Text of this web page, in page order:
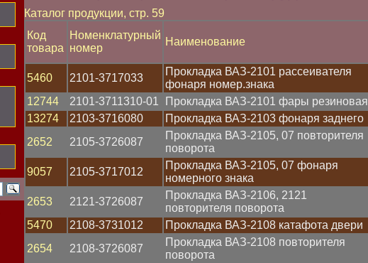
Каталог продукции, стр. 59
Код
товара
Номенклатурный
номер
Наименование
5460
2101-3717033
Прокладка ВАЗ-2101 рассеивателя
фонаря номер.знака
12744
2101-3711310-01 Прокладка ВАЗ-2101 фары резиновая
13274
2103-3716080 Прокладка ВАЗ-2103 фонаря заднего
2652
2105-3726087
Прокладка ВАЗ-2105, 07 повторителя
поворота
9057 2105-3717012
Прокладка ВАЗ-2105, 07 фонаря
номерного знака
2653 2121-3726087
Прокладка ВАЗ-2106, 2121
повторителя поворота
5470
2108-3731012 Прокладка ВАЗ-2108 катафота двери
2654
2108-3726087
Прокладка ВАЗ-2108 повторителя
поворота